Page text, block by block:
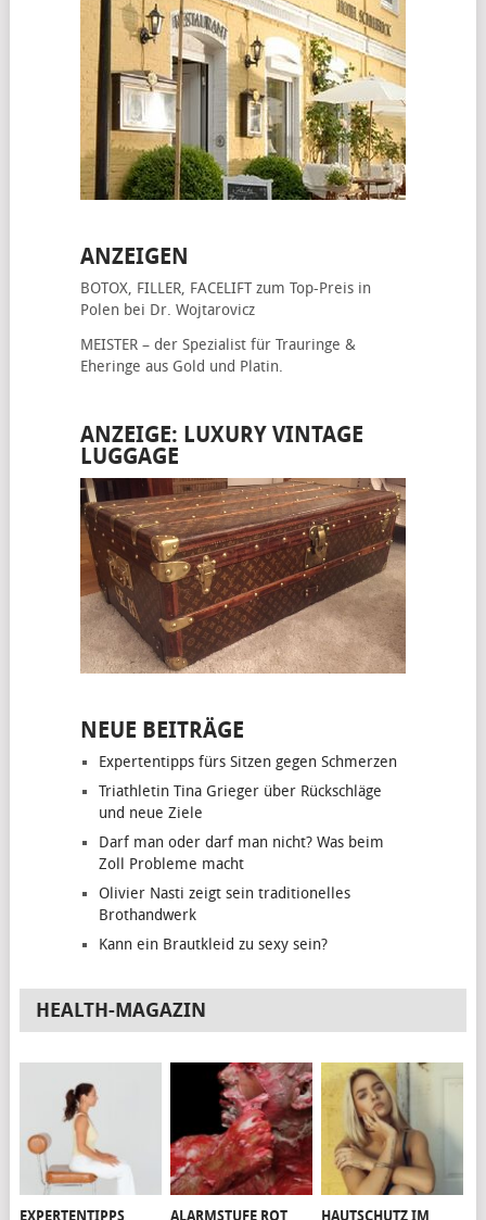
ANZEIGEN
BOTOX, FILLER, FACELIFTzum Top-Preis in
Polen bei Dr. Wojtarovicz
MEISTER – der Spezialist für Trauringe &
Eheringe aus Gold und Platin.
ANZEIGE: LUXURY VINTAGE
LUGGAGE
NEUE BEITRÄGE
Expertentipps fürs Sitzen gegen Schmerzen
Triathletin Tina Grieger über Rückschläge
und neue Ziele
Darf man oder darf man nicht? Was beim
Zoll Probleme macht
Olivier Nasti zeigt sein traditionelles
Brothandwerk
Kann ein Brautkleid zu sexy sein?
HEALTH-MAGAZIN
EXPERTENTIPPS ALARMSTUFE ROT HAUTSCHUTZ IM